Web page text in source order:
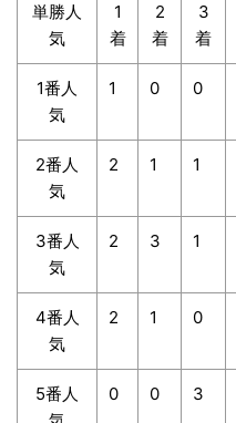
単勝人
気
1
着
2
着
3
着
1番人
気
1 0 0
2番人
気
2 1 1
3番人
気
2 3 1
4番人
気
2 1 0
5番人
0 0 3